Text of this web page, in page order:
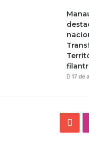
17 de